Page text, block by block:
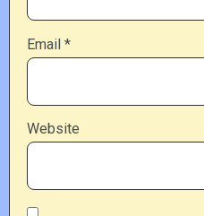
Email *
Website